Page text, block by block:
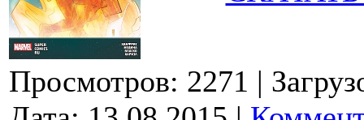
Просмотров: 2271 |